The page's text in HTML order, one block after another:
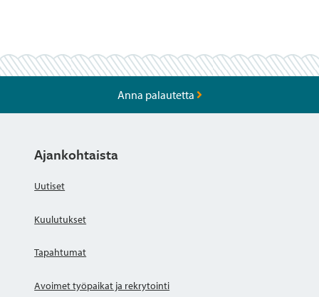
Anna palautetta
Ajankohtaista
Uutiset
Kuulutukset
Tapahtumat
Avoimet työpaikat ja rekrytointi